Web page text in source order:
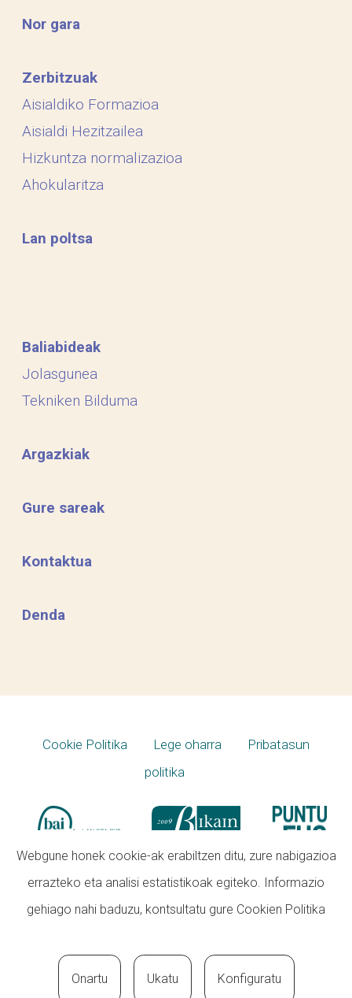
Nor gara
Zerbitzuak
Aisialdiko Formazioa
Aisialdi Hezitzailea
Hizkuntza normalizazioa
Ahokularitza
Lan poltsa
Baliabideak
Jolasgunea
Tekniken Bilduma
Argazkiak
Gure sareak
Kontaktua
Denda
Cookie Politika Lege oharra
Pribatasun
politika
Webgune honek cookie-ak erabiltzen ditu, zure nabigazioa
errazteko eta analisi estatistikoak egiteko. Informazio
gehiago nahi baduzu, kontsultatu gure Cookien Politika
Onartu Ukatu Konfiguratu